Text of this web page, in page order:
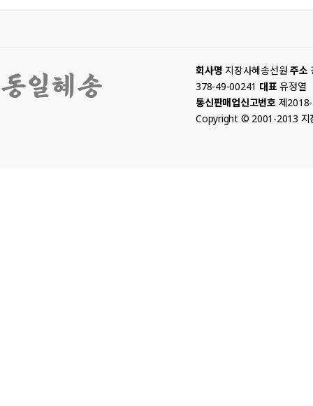
회사명 지장사혜송선원 주소
378-49-00241 대표 유정열
통신판매업신고번호 제
Copyright © 2001-2013 지